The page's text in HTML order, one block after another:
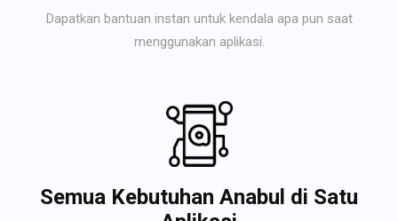
Dapatkan bantuan instan untuk kendala apa pun saat
menggunakan aplikasi.
Semua Kebutuhan Anabul di Satu